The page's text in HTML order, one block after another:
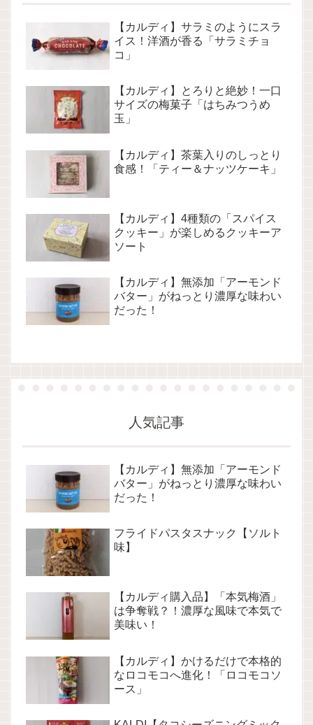
【カルディ】サラミのようにスラ
イス！洋酒が香る「サラミチョ
コ」
【カルディ】とろりと絶妙！一口
サイズの梅菓子「はちみつうめ
玉」
【カルディ】茶葉入りのしっとり
食感！「ティー＆ナッツケーキ」
【カルディ】4種類の「スパイス
クッキー」が楽しめるクッキーア
ソート
【カルディ】無添加「アーモンド
バター」がねっとり濃厚な味わい
だった！
人気記事
【カルディ】無添加「アーモンド
バター」がねっとり濃厚な味わい
だった！
フライドパスタスナック【ソルト
味】
【カルディ購入品】「本気梅酒」
は争奪戦？！濃厚な風味で本気で
美味い！
【カルディ】かけるだけで本格的
なロコモコへ進化！「ロコモコソ
ース」